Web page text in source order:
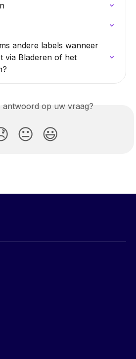
andere labels wanneer
via Bladeren of het
antwoord op uw vraag?
😐 😃